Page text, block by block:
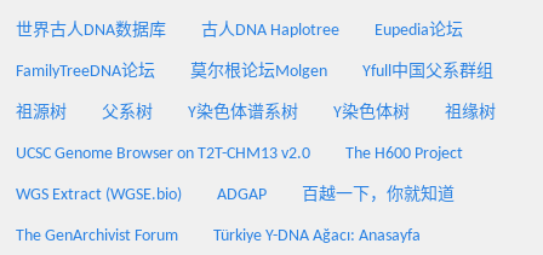
世界古人DNA数据库 古人DNA Haplotree Eupedia论坛
FamilyTreeDNA论坛 莫尔根论坛Molgen Yfull中国父系群组
祖源树 父系树 Y染色体谱系树 Y染色体树 祖缘树
UCSC Genome Browser on T2T-CHM13 v2.0 The H600 Project
WGS Extract (WGSE.bio) ADGAP 百越一下，你就知道
The GenArchivist Forum Türkiye Y-DNA Ağacı: Anasayfa